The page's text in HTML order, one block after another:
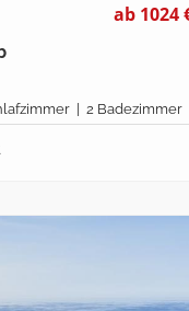
ab 1024
| 2 Badezimmer